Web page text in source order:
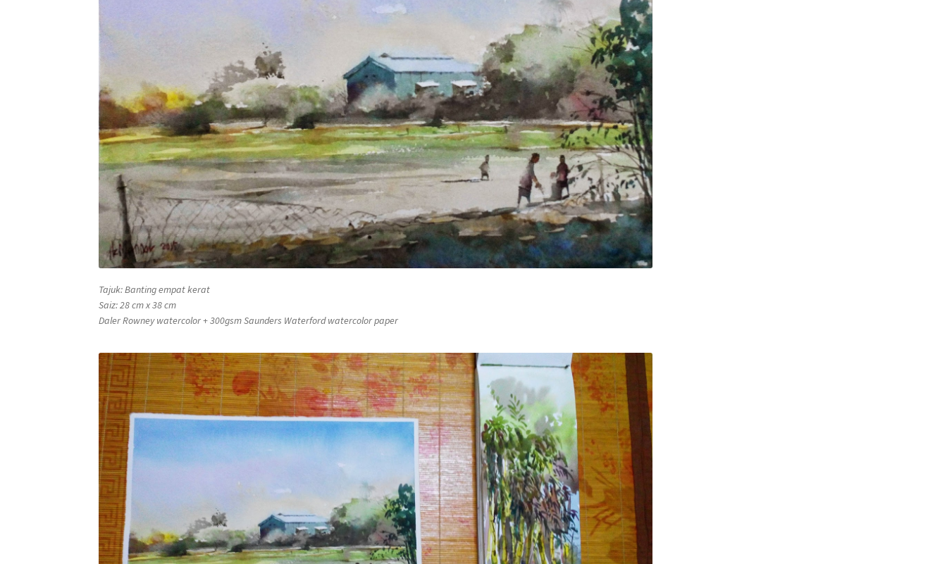
Tajuk: Banting empat kerat
Saiz: 28 cm x 38 cm
Daler Rowney watercolor + 300gsm Saunders Waterford watercolor paper